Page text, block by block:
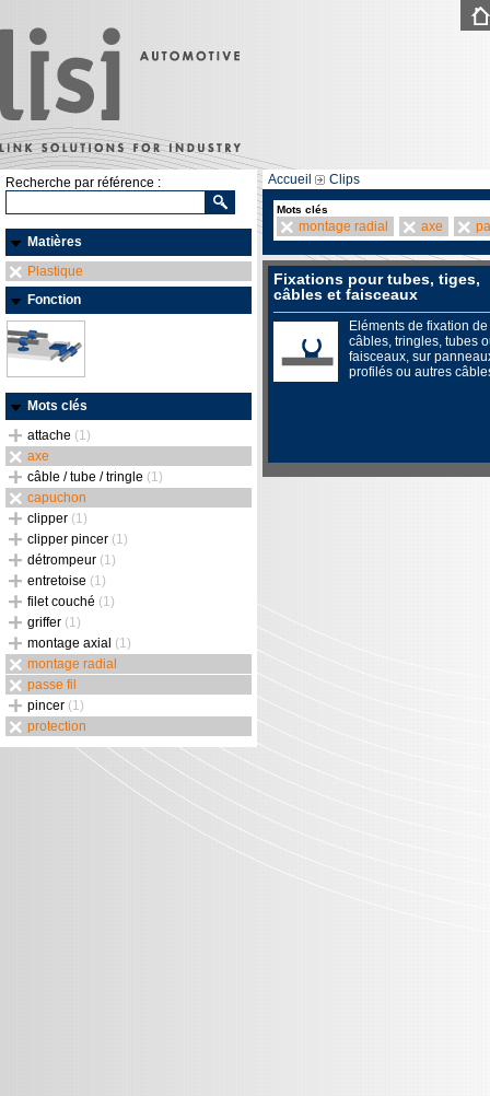
Recherche par référence :
Matières
Plastique
Fonction
Mots clés
attache (1)
axe
câble / tube / tringle (1)
capuchon
clipper (1)
clipper pincer (1)
détrompeur (1)
entretoise (1)
filet couché (1)
griffer (1)
montage axial (1)
montage radial
passe fil
pincer (1)
protection
Accueil Clips
Mots clés
montage radial axe
Fixations pour tubes, tiges,
câbles et faisceaux
Eléments de fixation de
câbles, tringles, tubes
faisceaux, sur
profilés ou autres